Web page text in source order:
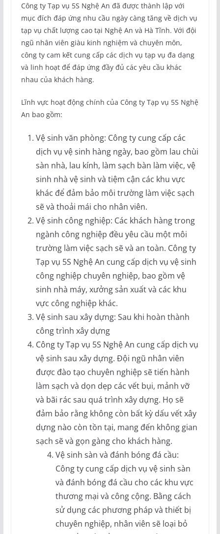
Công ty Tạp vụ 5S Nghệ An đã được thành lập với
mục đích đáp ứng nhu cầu ngày càng tăng về dịch vụ
tạp vụ chất lượng cao tại Nghệ An và Hà Tĩnh. Với đội
ngũ nhân viên giàu kinh nghiệm và chuyên môn,
công ty cam kết cung cấp các dịch vụ tạp vụ đa dạng
và linh hoạt để đáp ứng đầy đủ các yêu cầu khác
nhau của khách hàng.
Lĩnh vực hoạt động chính của Công ty Tạp vụ 5S Nghệ
An bao gồm:
Vệ sinh văn phòng: Công ty cung cấp các
dịch vụ vệ sinh hàng ngày, bao gồm lau chùi
sàn nhà, lau kính, làm sạch bàn làm việc, vệ
sinh nhà vệ sinh và tiệm cận các khu vực
khác để đảm bảo môi trường làm việc sạch
sẽ và thoải mái cho nhân viên.
Vệ sinh công nghiệp: Các khách hàng trong
ngành công nghiệp đều yêu cầu một môi
trường làm việc sạch sẽ và an toàn. Công ty
Tạp vụ 5S Nghệ An cung cấp dịch vụ vệ sinh
công nghiệp chuyên nghiệp, bao gồm vệ
sinh nhà máy, xưởng sản xuất và các khu
vực công nghiệp khác.
Vệ sinh sau xây dựng: Sau khi hoàn thành
công trình xây dựng
Công ty Tạp vụ 5S Nghệ An cung cấp dịch vụ
vệ sinh sau xây dựng. Đội ngũ nhân viên
được đào tạo chuyên nghiệp sẽ tiến hành
làm sạch và dọn dẹp các vết bụi, mảnh vỡ
và bãi rác sau quá trình xây dựng. Họ sẽ
đảm bảo rằng không còn bất kỳ dấu vết xây
dựng nào còn tồn tại, mang đến không gian
sạch sẽ và gọn gàng cho khách hàng.
Vệ sinh sàn và đánh bóng đá cầu:
Công ty cung cấp dịch vụ vệ sinh sàn
và đánh bóng đá cầu cho các khu vực
thương mại và công cộng. Bằng cách
sử dụng các phương pháp và thiết bị
chuyên nghiệp, nhân viên sẽ loại bỏ